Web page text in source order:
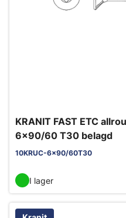
KRANIT FAST ETC
6x90/60 T30 belagd
10KRUC-6x90/60T30
I lager